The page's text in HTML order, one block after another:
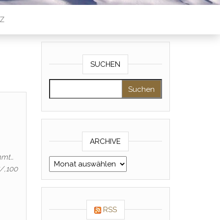
,100
SUCHEN
ARCHIVE
Archive
RSS